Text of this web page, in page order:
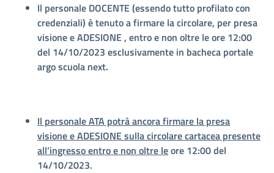
Il personale DOCENTE (essendo tutto profilato con
credenziali) è tenuto a firmare la circolare, per presa
visione e ADESIONE , entro e non oltre le ore 12:00
del 14/10/2023 esclusivamente in bacheca portale
argo scuola next.
Il personale ATA potrà ancora firmare la presa
visione e ADESIONE sulla circolare cartacea presente
all’ingresso entro e non oltre leore 12:00 del
14/10/2023.